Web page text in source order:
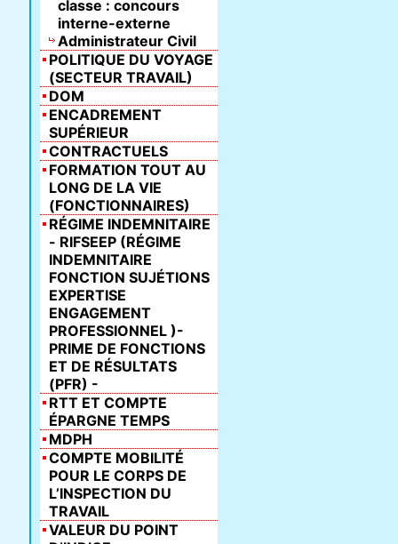
classe : concours
interne-externe
Administrateur Civil
POLITIQUE DU VOYAGE
(SECTEUR TRAVAIL)
DOM
ENCADREMENT
SUPÉRIEUR
CONTRACTUELS
FORMATION TOUT AU
LONG DE LA VIE
(FONCTIONNAIRES)
RÉGIME INDEMNITAIRE
- RIFSEEP (RÉGIME
INDEMNITAIRE
FONCTION SUJÉTIONS
EXPERTISE
ENGAGEMENT
PROFESSIONNEL )-
PRIME DE FONCTIONS
ET DE RÉSULTATS
(PFR) -
RTT ET COMPTE
ÉPARGNE TEMPS
MDPH
COMPTE MOBILITÉ
POUR LE CORPS DE
L’INSPECTION DU
TRAVAIL
VALEUR DU POINT